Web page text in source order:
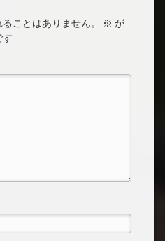
ことはありません。 ※ が
す